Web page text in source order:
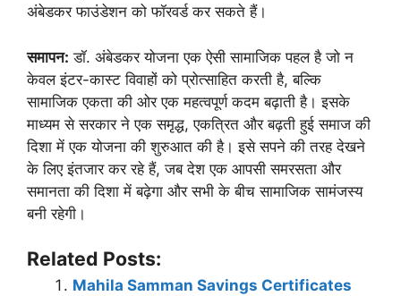
अंबेडकर फाउंडेशन को फॉरवर्ड कर सकते हैं।
समापन: डॉ. अंबेडकर योजना एक ऐसी सामाजिक पहल है जो न
केवल इंटर-कास्ट विवाहों को प्रोत्साहित करती है, बल्कि
सामाजिक एकता की ओर एक महत्वपूर्ण कदम बढ़ाती है। इसके
माध्यम से सरकार ने एक समृद्ध, एकत्रित और बढ़ती हुई समाज की
दिशा में एक योजना की शुरुआत की है। इसे सपने की तरह देखने
के लिए इंतजार कर रहे हैं, जब देश एक आपसी समरसता और
समानता की दिशा में बढ़ेगा और सभी के बीच सामाजिक सामंजस्य
बनी रहेगी।
Related Posts:
Mahila Samman Savings Certificates